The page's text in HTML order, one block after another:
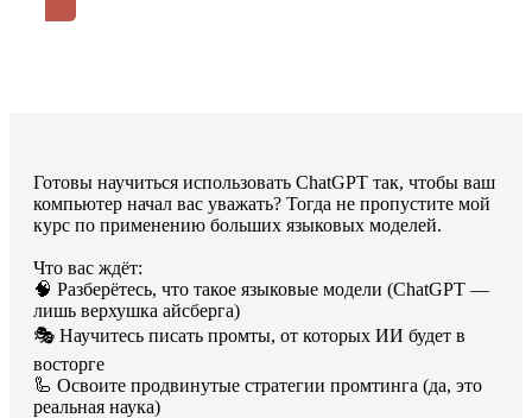
Готовы научиться использовать ChatGPT так, чтобы ваш
компьютер начал вас уважать? Тогда не пропустите мой
курс по применению больших языковых моделей.
Что вас ждёт:
🧠 Разберётесь, что такое языковые модели (ChatGPT —
лишь верхушка айсберга)
🎭 Научитесь писать промты, от которых ИИ будет в
восторге
🦾 Освоите продвинутые стратегии промтинга (да, это
реальная наука)